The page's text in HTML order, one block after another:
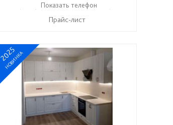
+7 (8412) 73-85-16 ☎+7 (8412) 20-22-62
Показать телефон
Прайс-лист
2025
НОВИНКА